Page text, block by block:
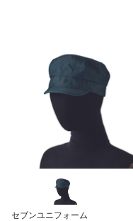
セブンユニフォーム